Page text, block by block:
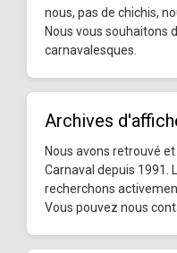
nous, pas de chichis,
Nous vous souhaitons
carnavalesques.
Archives
Nous avons retrouvé
Carnaval depuis 1991.
recherchons
Vous pouvez nous